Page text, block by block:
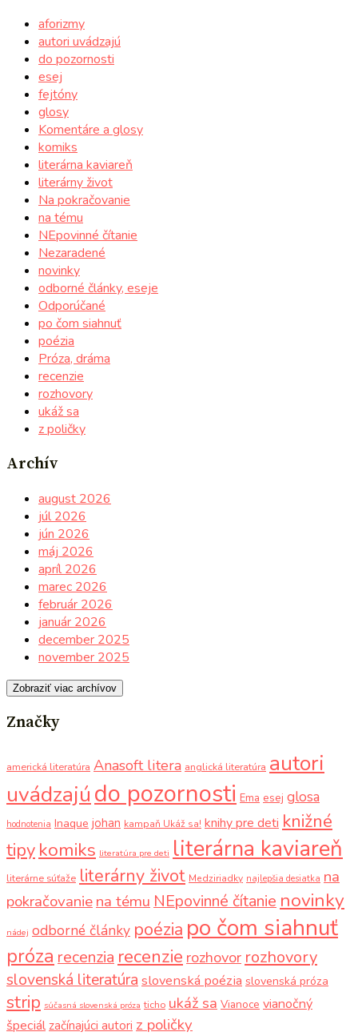
aforizmy
autori uvádzajú
do pozornosti
esej
fejtóny
glosy
Komentáre a glosy
komiks
literárna kaviareň
literárny život
Na pokračovanie
na tému
NEpovinné čítanie
Nezaradené
novinky
odborné články, eseje
Odporúčané
po čom siahnuť
poézia
Próza, dráma
recenzie
rozhovory
ukáž sa
z poličky
Archív
august 2026
júl 2026
jún 2026
máj 2026
apríl 2026
marec 2026
február 2026
január 2026
december 2025
november 2025
Zobraziť viac archívov
Značky
americká literatúra Anasoft litera anglická literatúra autori
uvádzajúdo pozornosti Ema esej glosa
hodnotenia Inaque johan kampaň Ukáž sa! knihy pre deti knižné
tipy komiks literatúra pre deti literárna kaviareň
literárne súťaže literárny život Medziriadky najlepšia desiatka na
pokračovaniena tému NEpovinné čítanie novinky
nádej odborné články poézia po čom siahnuť
próza recenzia recenzie rozhovor rozhovory
slovenská literatúra slovenská poézia slovenská próza
strip súčasná slovenská próza ticho ukáž sa Vianoce vianočný
špeciál začínajúci autori z poličky